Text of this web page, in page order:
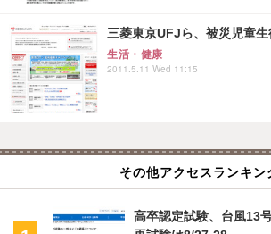
三菱東京UFJら、被災児童
生活・健康
2011.5.11 Wed 11:15
その他アクセスランキン
高卒認定試験、台風13